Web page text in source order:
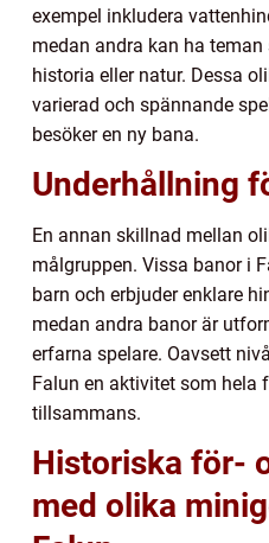
exempel inkludera
medan andra kan ha
historia eller natur. Dessa
varierad och spännande
besöker en ny bana.
Underhållning
En annan skillnad mellan
målgruppen. Vissa banor i
barn och erbjuder enklare
medan andra banor är
erfarna spelare. Oavsett
Falun en aktivitet som hela
tillsammans.
Historiska för-
med olika